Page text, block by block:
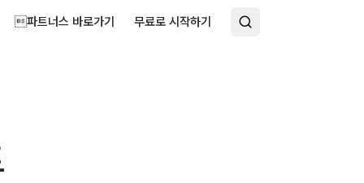
파트너스 바로가기 무료로 시작하기